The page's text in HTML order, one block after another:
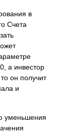
в
Счета
а инвестор
он получит
и
уменьшения